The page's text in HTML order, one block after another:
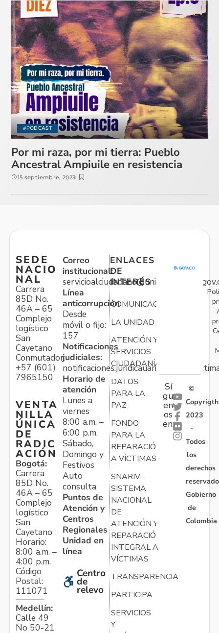
#PODCAST
Por mi raza, por mi tierra: Pueblo
Ancestral Ampiuile en resistencia
15 septiembre, 2023
SEDE
NACIO
NAL
Carrera
85D No.
46A – 65
Complejo
logístico
San
Cayetano
Conmutador:
+57 (601)
7965150
VENTA
NILLA
ÚNICA
DE
RADIC
ACIÓN
Bogotá:
Carrera
85D No.
46A – 65
Complejo
logístico
San
Cayetano
Horario:
8:00 a.m. –
4:00 p.m.
Código
Postal:
111071
Medellín:
Calle 49
No 50-21
Correo
institucional:
Línea
anticorrupción:
Desde
móvil o fijo:
157
Notificaciones
judiciales:
Horario de
atención
Lunes a
viernes
8:00 a.m. –
6:00 p.m.
Sábado,
Domingo y
Festivos
Auto
consulta
Puntos de
Atención y
Centros
Regionales
Unidad en
línea
Centro
de
relevo
ENLACES
DE
INTERÉS
COMUNICACIONES
LA UNIDAD
ATENCIÓN Y
SERVICIOS
CIUDADANÍA
DATOS
PARA LA
PAZ
FONDO
PARA LA
REPARACIÓN
A VÍCTIMAS
SNARIV-
SISTEMA
NACIONAL
DE
ATENCIÓN Y
REPARACIÓN
INTEGRAL A
VÍCTIMAS
TRANSPARENCIA
PARTICIPA
SERVICIOS
Y
Sí
gu
en
os
en:
©
Copyrigth
2023
-
Todos
los
derechos
Gobierno
de
Colombia